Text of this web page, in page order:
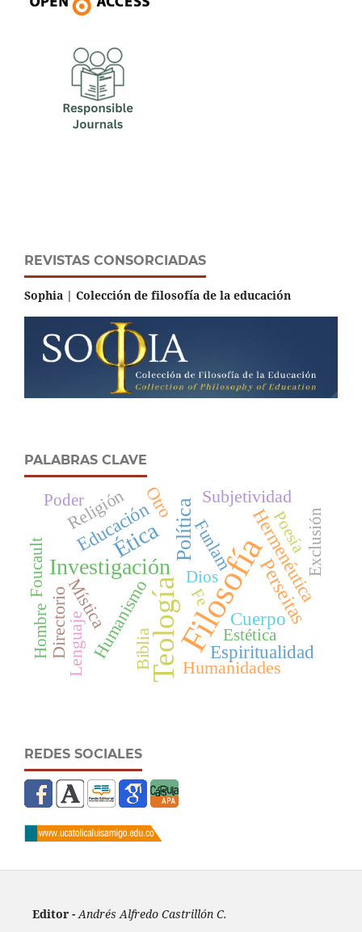
REVISTAS CONSORCIADAS
Sophia | Colección de filosofía de la educación
PALABRAS CLAVE
Filosofía
Teología
Investigación
Ética Política
Perseitas
Educación
Espiritualidad
Hermenéutica
Cuerpo
Humanismo
Funlam
Religión
Mística
Humanidades
Subjetividad
Biblia
DirectorioLenguaje
Otro
Poesía
Dios
Foucault
Poder
Estética
Fe
Hombre
Exclusión
REDES SOCIALES
Editor - Andrés Alfredo Castrillón C.